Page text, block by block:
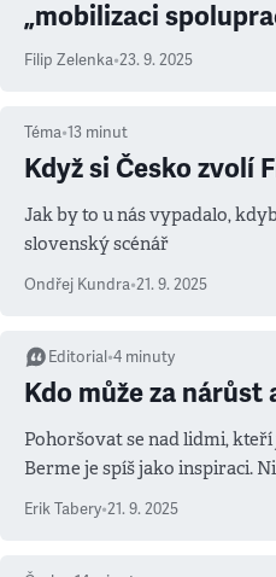
„mobilizaci
Filip Zelenka•23. 9. 2025
Téma•13 minut
Když si Česko zvolí
Jak by to u nás vypadalo, kdybychom
slovenský scénář
Ondřej Kundra•21. 9. 2025
Editorial •4 minuty
Kdo může za
Pohoršovat se nad lidmi,
Berme je spíš jako inspiraci.
přesvědčení, že právě teď se
Erik Tabery•21. 9. 2025